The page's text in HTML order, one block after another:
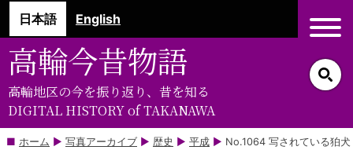
ン
ツ
部
に
日本語 English
高輪今昔物語
高輪地区の今を振り返り、昔を知る
DIGITAL HISTORY of TAKANAWA
ホーム ▶ 写真アーカイブ ▶ 歴史 ▶ 平成 ▶ No.1064 写されている狛